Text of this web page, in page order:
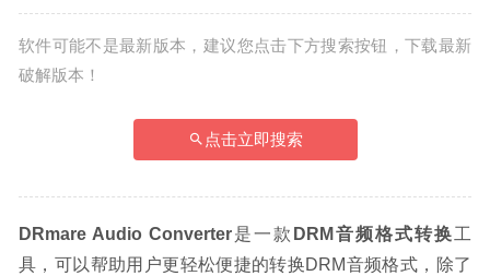
软件可能不是最新版本，建议您点击下方搜索按钮，下载最新
破解版本！
点击立即搜索
DRmare Audio Converter是一款 DRM音频格式转换工
具，可以帮助用户更轻松便捷的转换DRM音频格式，除了